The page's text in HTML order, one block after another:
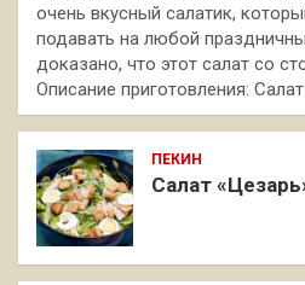
очень вкусный салатик,
подавать на любой
доказано, что этот салат со
Описание приготовления: Салат
ПЕКИН
Салат